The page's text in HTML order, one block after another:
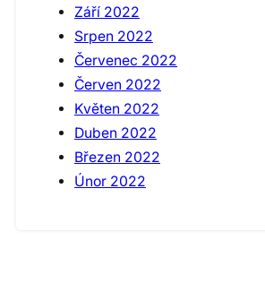
Září 2022
Srpen 2022
Červenec 2022
Červen 2022
Květen 2022
Duben 2022
Březen 2022
Únor 2022